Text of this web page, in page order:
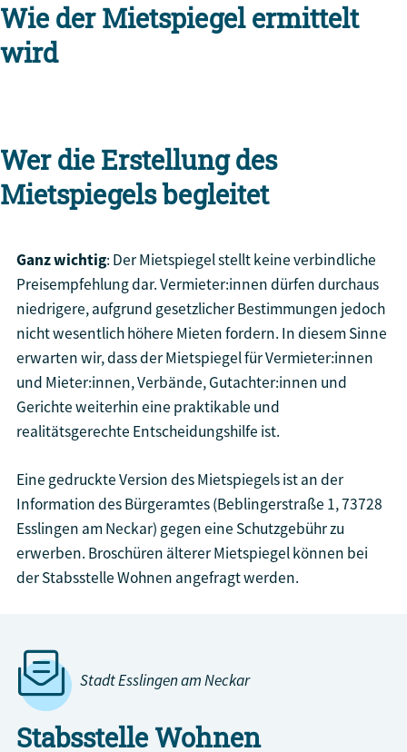
Wie der Mietspiegel ermittelt
wird
Wer die Erstellung des
Mietspiegels begleitet
Ganz wichtig: Der Mietspiegel stellt keine verbindliche
Preisempfehlung dar. Vermieter:innen dürfen durchaus
niedrigere, aufgrund gesetzlicher Bestimmungen jedoch
nicht wesentlich höhere Mieten fordern. In diesem Sinne
erwarten wir, dass der Mietspiegel für Vermieter:innen
und Mieter:innen, Verbände, Gutachter:innen und
Gerichte weiterhin eine praktikable und
realitätsgerechte Entscheidungshilfe ist.
Eine gedruckte Version des Mietspiegels ist an der
Information des Bürgeramtes (Beblingerstraße 1, 73728
Esslingen am Neckar) gegen eine Schutzgebühr zu
erwerben. Broschüren älterer Mietspiegel können bei
der Stabsstelle Wohnen angefragt werden.
Stadt Esslingen am Neckar
Stabsstelle Wohnen